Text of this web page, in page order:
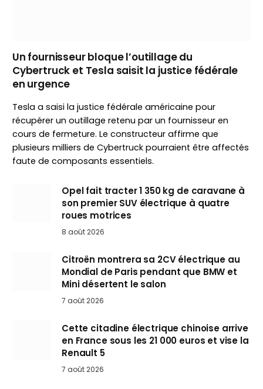
Un fournisseur bloque l’outillage du
Cybertruck et Tesla saisit la justice fédérale
en urgence
Tesla a saisi la justice fédérale américaine pour
récupérer un outillage retenu par un fournisseur en
cours de fermeture. Le constructeur affirme que
plusieurs milliers de Cybertruck pourraient être affectés
faute de composants essentiels.
Opel fait tracter 1 350 kg de caravane à
son premier SUV électrique à quatre
roues motrices
8 août 2026
Citroën montrera sa 2CV électrique au
Mondial de Paris pendant que BMW et
Mini désertent le salon
7 août 2026
Cette citadine électrique chinoise arrive
en France sous les 21 000 euros et vise la
Renault 5
7 août 2026